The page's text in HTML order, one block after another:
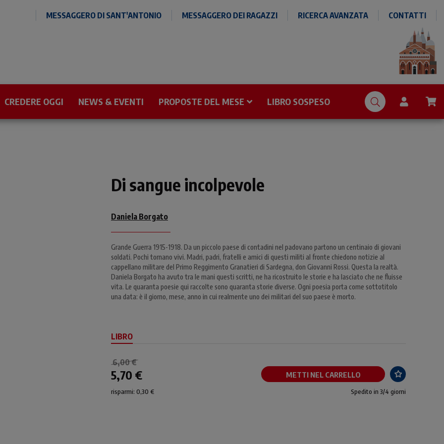
MESSAGGERO DI SANT'ANTONIO MESSAGGERO DEI RAGAZZI RICERCA AVANZATA CONTATTI
CREDERE OGGI NEWS & EVENTI PROPOSTE DEL MESE LIBRO SOSPESO
Di sangue incolpevole
Daniela Borgato
Grande Guerra 1915-1918. Da un piccolo paese di contadini nel padovano partono un centinaio di giovani
soldati. Pochi tornano vivi. Madri, padri, fratelli e amici di questi militi al fronte chiedono notizie al
cappellano militare del Primo Reggimento Granatieri di Sardegna, don Giovanni Rossi. Questa la realtà.
Daniela Borgato ha avuto tra le mani questi scritti, ne ha ricostruito le storie e ha lasciato che ne fluisse
vita. Le quaranta poesie qui raccolte sono quaranta storie diverse. Ogni poesia porta come sottotitolo
una data: è il giorno, mese, anno in cui realmente uno dei militari del suo paese è morto.
LIBRO
6,00 €
5,70 € METTI NEL CARRELLO
risparmi: 0,30 € Spedito in 3/4 giorni